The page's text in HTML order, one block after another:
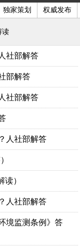
独家策划 权威发布
读
社部解答
部解答
社部解答
人社部解答
）
人社部解答
境监测条例》答